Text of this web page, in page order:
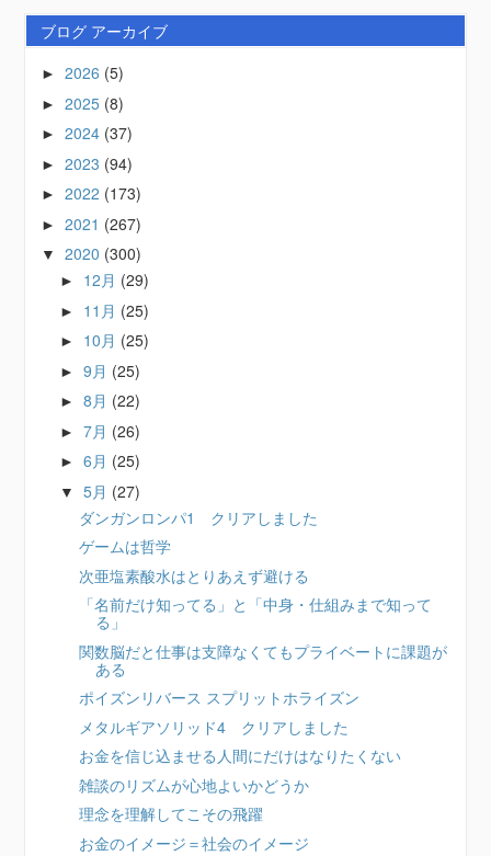
ブログ アーカイブ
►2026 (5)
►2025 (8)
►2024 (37)
►2023 (94)
►2022 (173)
►2021 (267)
▼2020 (300)
► 12月 (29)
► 11月 (25)
► 10月 (25)
►9月 (25)
►8月 (22)
►7月 (26)
►6月 (25)
▼5月 (27)
ダンガンロンパ1 クリアしました
ゲームは哲学
次亜塩素酸水はとりあえず避ける
「名前だけ知ってる」と「中身・仕組みまで知って
る」
関数脳だと仕事は支障なくてもプライベートに課題が
ある
ポイズンリバース スプリットホライズン
メタルギアソリッド4 クリアしました
お金を信じ込ませる人間にだけはなりたくない
雑談のリズムが心地よいかどうか
理念を理解してこその飛躍
お金のイメージ＝社会のイメージ